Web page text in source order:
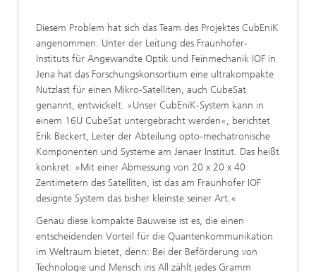
Diesem Problem hat sich das Team des Projektes CubEniK
angenommen. Unter der Leitung des Fraunhofer-
Instituts für Angewandte Optik und Feinmechanik IOF in
Jena hat das Forschungskonsortium eine ultrakompakte
Nutzlast für einen Mikro-Satelliten, auch CubeSat
genannt, entwickelt. »Unser CubEniK-System kann in
einem 16U CubeSat untergebracht werden«, berichtet
Erik Beckert, Leiter der Abteilung opto-mechatronische
Komponenten und Systeme am Jenaer Institut. Das heißt
konkret: »Mit einer Abmessung von 20 x 20 x 40
Zentimetern des Satelliten, ist das am Fraunhofer IOF
designte System das bisher kleinste seiner Art.«
Genau diese kompakte Bauweise ist es, die einen
entscheidenden Vorteil für die Quantenkommunikation
im Weltraum bietet, denn: Bei der Beförderung von
Technologie und Mensch ins All zählt jedes Gramm